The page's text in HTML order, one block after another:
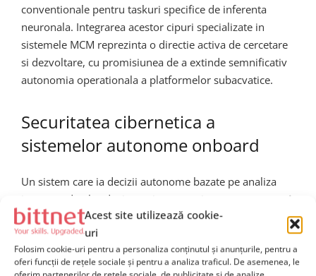
Acest site utilizează cookie-
uri
Folosim cookie-uri pentru a personaliza conținutul și anunțurile, pentru a
oferi funcții de rețele sociale și pentru a analiza traficul. De asemenea, le
conventionale pentru taskuri specifice de inferenta
neuronala. Integrarea acestor cipuri specializate in
sistemele MCM reprezinta o directie activa de cercetare
si dezvoltare, cu promisiunea de a extinde semnificativ
autonomia operationala a platformelor subacvatice.
Securitatea cibernetica a
sistemelor autonome onboard
Un sistem care ia decizii autonome bazate pe analiza
interna a datelor devine o tinta atractiva pentru
atacuri
cibernetice si de injectie de date adversariale
Adversarii sofisticati pot incerca sa pacaleasca algoritmii
de clasificare prin generarea de semnaturi acustice sau
magnetice false, concepute special pentru a exploata